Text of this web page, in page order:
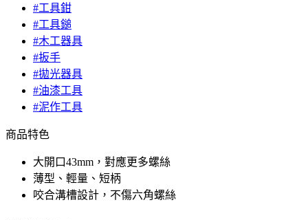
#工具鉗
#工具鎚
#木工器具
#扳手
#拋光器具
#油漆工具
#泥作工具
商品特色
大開口43mm，對應更多螺絲
薄型、輕量、短柄
咬合溝槽設計，不傷六角螺絲